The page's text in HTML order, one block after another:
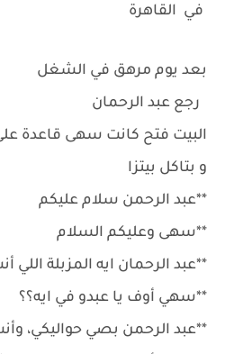
في القاهرة
بعد يوم مرهق في الشغل
رجع عبد الرحمان
البيت فتح كانت سهى قاعدة على
و بتاكل بيتزا
**عبد الرحمن سلام عليكم
**سهى وعليكم السلام
**عبد الرحمان ايه المزبلة اللي
**سهي أوف يا عبدو في ايه؟؟
**عبد الرحمن بصي حواليكي،